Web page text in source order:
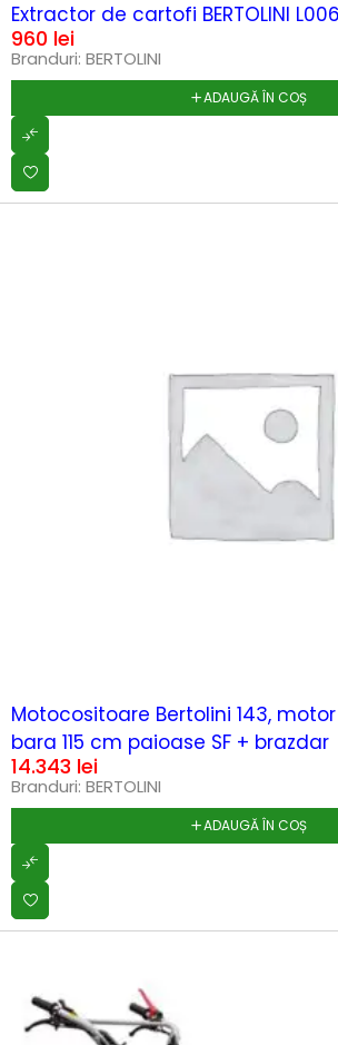
Extractor de cartofi BERTOLINI
960 lei
Branduri: BERTOLINI
ADAUGĂ ÎN COȘ
Motocositoare Bertolini 143, motor
bara 115 cm paioase SF + brazdar
14.343 lei
Branduri: BERTOLINI
ADAUGĂ ÎN COȘ